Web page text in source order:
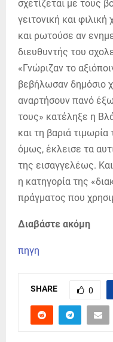
σχετίζεται με τους
γειτονική και
και ρωτούσε αν
διευθυντής του
«Γνώριζαν το
βεβήλωσαν δημόσιο
αναρτήσουν πανό έξω
τους» κατέληξε η
και τη βαριά
όμως, έκλεισε τα
της εισαγγελέως.
η κατηγορία της
πράγματος που
Διαβάστε ακόμη
πηγη
SHARE 0